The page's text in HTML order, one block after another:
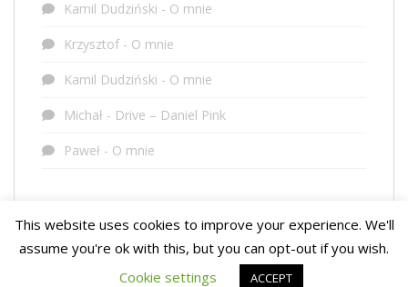
Kamil Dudziński - O mnie
Krzysztof- O mnie
Kamil Dudziński - O mnie
Michał - Drive – Daniel Pink
Paweł - O mnie
This website uses cookies to improve your experience. We'll
assume you're ok with this, but you can opt-out if you wish.
Cookie settings
ACCEPT